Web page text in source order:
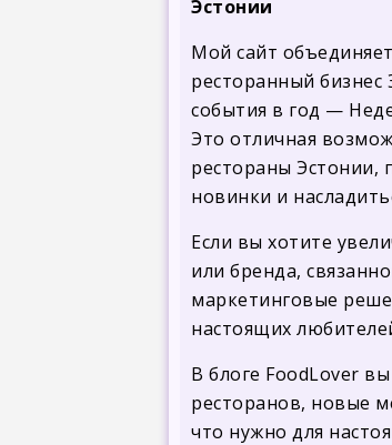
Эстонии
Мой сайт
ресторанный
события в год —
Это отличная
рестораны Эстонии,
новинки и
Если вы хотите
или бренда,
маркетинговые
настоящих
В блоге FoodLover
ресторанов, новые
что нужно для